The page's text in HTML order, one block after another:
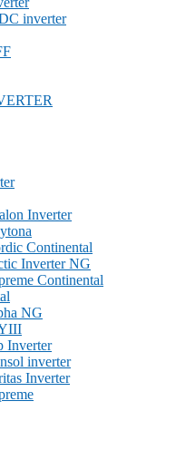
inverter
Inverter
Continental
Inverter NG
Continental
NG
Inverter
inverter
Inverter